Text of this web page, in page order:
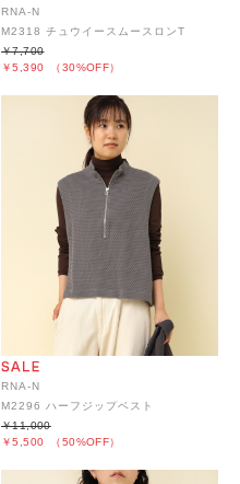
RNA-N
M2318 チュウイースムースロンT
￥5,390 （30%OFF）
￥7,700
RNA-N
M2296 ハーフジップベスト
￥5,500 （50%OFF）
￥11,000